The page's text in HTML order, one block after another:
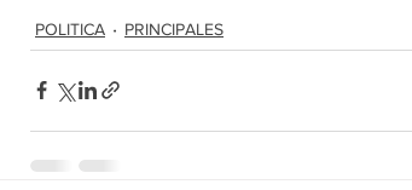
POLITICA PRINCIPALES